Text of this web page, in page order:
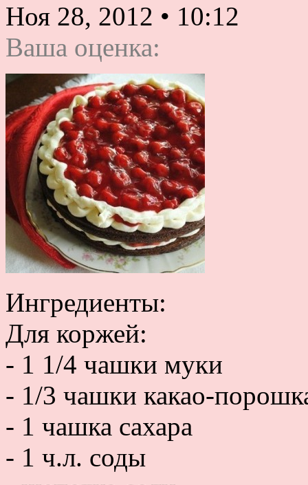
Ноя 28, 2012 • 10:12
Ваша оценка:
Ингредиенты:
Для коржей:
- 1 1/4 чашки муки
- 1/3 чашки какао-
- 1 чашка сахара
- 1 ч.л. соды